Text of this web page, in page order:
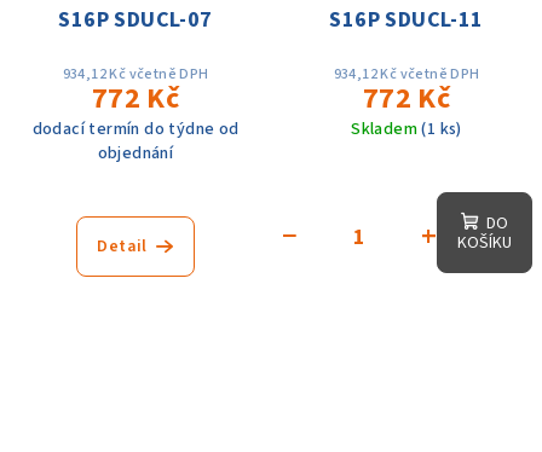
S16P SDUCL-07
934,12 Kč včetně DPH
772 Kč
dodací termín do týdne od
objednání
Detail
S16P SDUCL-11
934,12 Kč včetně DPH
772 Kč
Skladem(1 ks)
+
−
DO
KOŠÍKU